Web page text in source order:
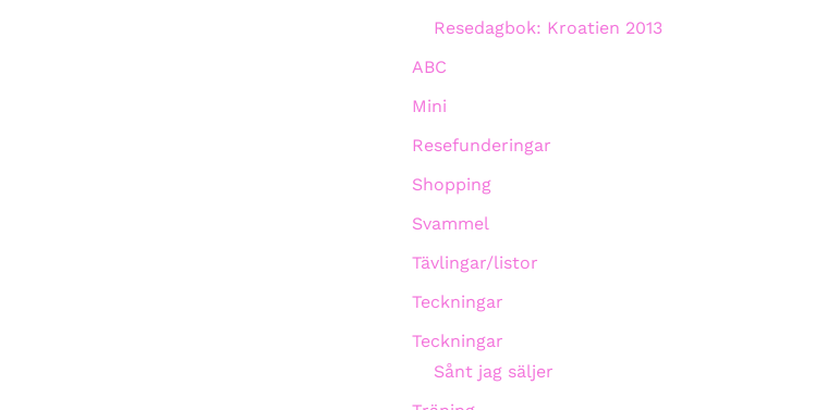
Resedagbok: Kroatien 2013
ABC
Mini
Resefunderingar
Shopping
Svammel
Tävlingar/listor
Teckningar
Teckningar
Sånt jag säljer